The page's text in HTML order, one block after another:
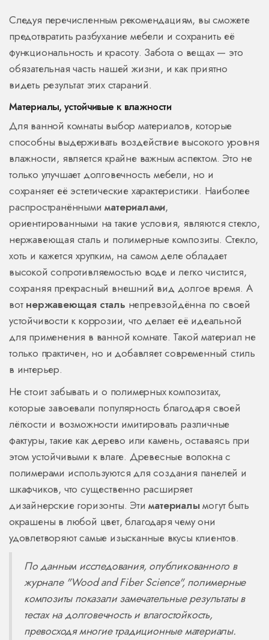
Следуя перечисленным рекомендациям, вы сможете
предотвратить разбухание мебели и сохранить её
функциональность и красоту. Забота о вещах — это
обязательная часть нашей жизни, и как приятно
видеть результат этих стараний.
Материалы, устойчивые к влажности
Для ванной комнаты выбор материалов, которые
способны выдерживать воздействие высокого уровня
влажности, является крайне важным аспектом. Это не
только улучшает долговечность мебели, но и
сохраняет её эстетические характеристики. Наиболее
распространённымиматериалами,
ориентированными на такие условия, являются стекло,
нержавеющая сталь и полимерные композиты. Стекло,
хоть и кажется хрупким, на самом деле обладает
высокой сопротивляемостью воде и легко чистится,
сохраняя прекрасный внешний вид долгое время. А
вот нержавеющая сталь непревзойдённа по своей
устойчивости к коррозии, что делает её идеальной
для применения в ванной комнате. Такой материал не
только практичен, но и добавляет современный стиль
в интерьер.
Не стоит забывать и о полимерных композитах,
которые завоевали популярность благодаря своей
лёгкости и возможности имитировать различные
фактуры, такие как дерево или камень, оставаясь при
этом устойчивыми к влаге. Древесные волокна с
полимерами используются для создания панелей и
шкафчиков, что существенно расширяет
дизайнерские горизонты. Этиматериалымогут быть
окрашены в любой цвет, благодаря чему они
удовлетворяют самые изысканные вкусы клиентов.
По данным исследования, опубликованного в
журнале "Wood and Fiber Science", полимерные
композиты показали замечательные результаты в
тестах на долговечность и влагостойкость,
превосходя многие традиционные материалы.